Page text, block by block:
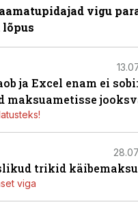
vigu
lõpus
ja Excel enam ei sobi:
maksuametisse
trikid
viga